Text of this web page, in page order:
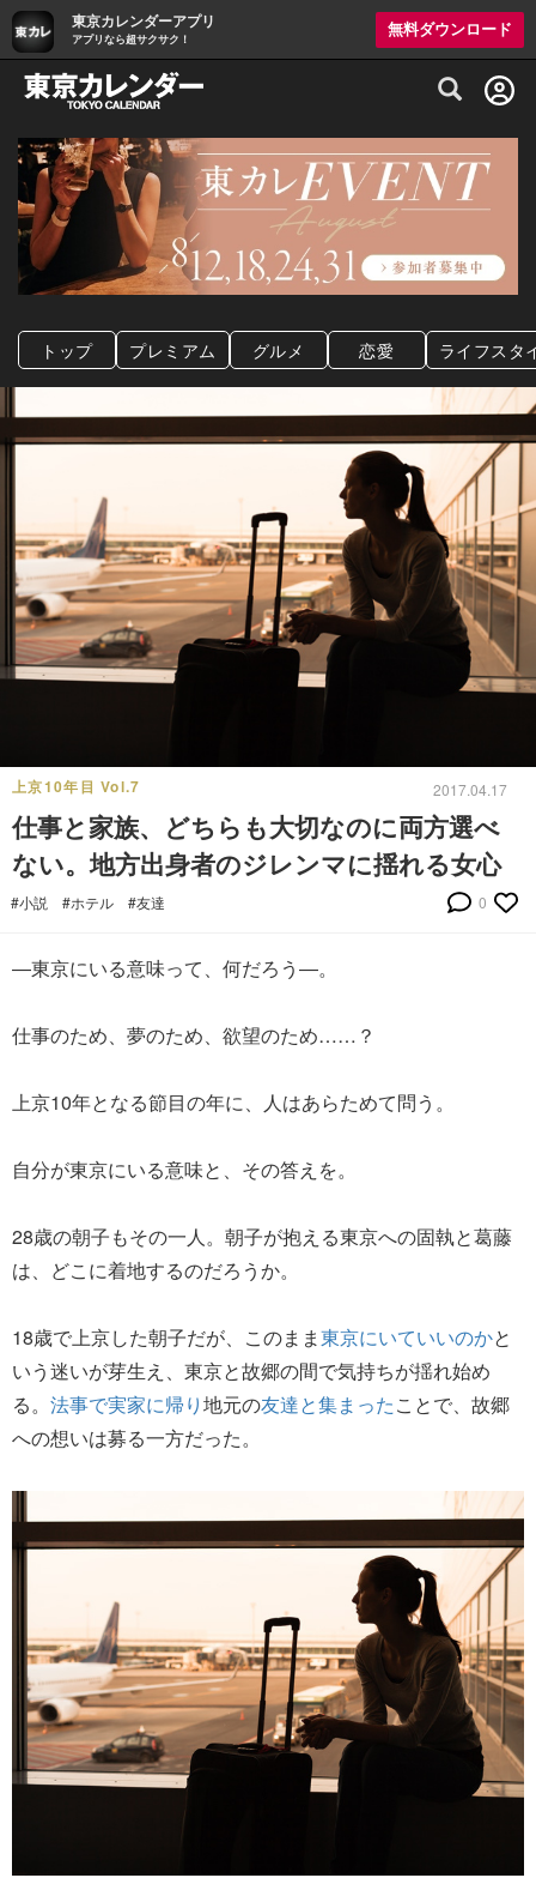
東京カレンダーアプリ
アプリなら超サクサク！
無料ダウンロード
グルメ情報・プレミアムレストラン予約
トップ プレミアム グルメ 恋愛 ライフスタ
上京10年目 Vol.7 2017.04.17
仕事と家族、どちらも大切なのに両方選べ
ない。地方出身者のジレンマに揺れる女心
#小説 #ホテル #友達 0
―東京にいる意味って、何だろう―。
仕事のため、夢のため、欲望のため……？
上京10年となる節目の年に、人はあらためて問う。
自分が東京にいる意味と、その答えを。
28歳の朝子もその一人。朝子が抱える東京への固執と葛藤
は、どこに着地するのだろうか。
18歳で上京した朝子だが、このまま東京にいていいのかと
いう迷いが芽生え、東京と故郷の間で気持ちが揺れ始め
る。 法事で実家に帰り地元の友達と集まったことで、故郷
への想いは募る一方だった。